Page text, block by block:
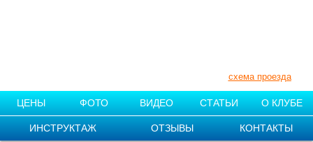
схема проезда
ЦЕНЫ ФОТО ВИДЕО СТАТЬИ О КЛУБЕ
ИНСТРУКТАЖ ОТЗЫВЫ КОНТАКТЫ